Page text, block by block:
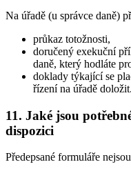
Na úřadě (u správce daně)
průkaz totožnosti,
doručený exekuční
daně, který hodláte
doklady týkající se
řízení na úřadě doložit.
11. Jaké jsou
dispozici
Předepsané formuláře